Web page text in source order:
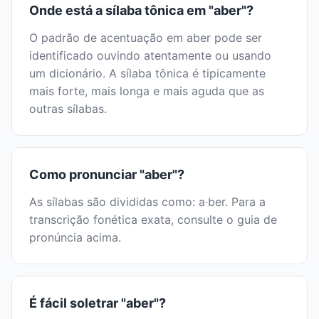
Onde está a sílaba tônica em "aber"?
O padrão de acentuação em aber pode ser
identificado ouvindo atentamente ou usando
um dicionário. A sílaba tônica é tipicamente
mais forte, mais longa e mais aguda que as
outras sílabas.
Como pronunciar "aber"?
As sílabas são divididas como: a·ber. Para a
transcrição fonética exata, consulte o guia de
pronúncia acima.
É fácil soletrar "aber"?